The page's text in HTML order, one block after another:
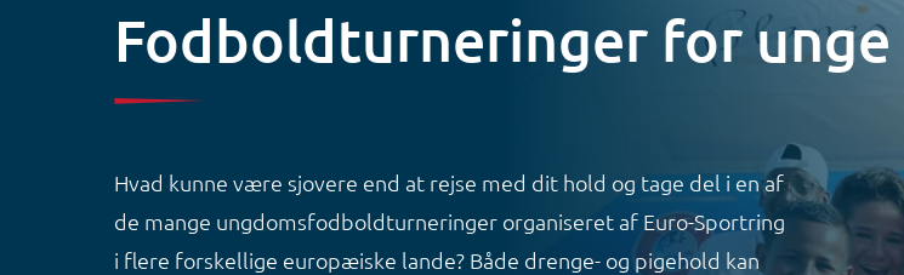
Fodboldturneringer for unge
Hvad kunne være sjovere end at rejse med dit hold og tage del i en af
de mange ungdomsfodboldturneringer organiseret af Euro-Sportring
i flere forskellige europæiske lande? Både drenge- og pigehold kan